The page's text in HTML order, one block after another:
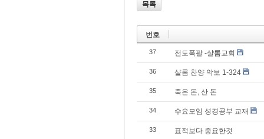
목록
번호
37 전도폭팔 -샬롬교회
36 샬롬 찬양 악보 1-324
35 죽은 돈, 산 돈
34 수요모임 셩경공부 교재
33 표적보다 중요한것